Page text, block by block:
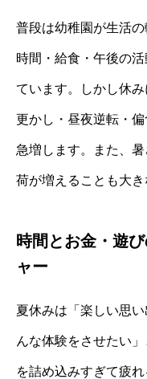
普段は幼稚園が生活
時間・給食・午後の
ています。しかし休
更かし・昼夜逆転・
急増します。また、
荷が増えることも大き
時間とお金・遊
ャー
夏休みは「楽しい思
んな体験をさせたい
を詰め込みすぎて疲